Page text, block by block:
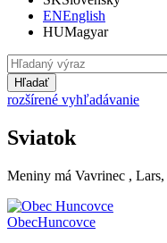
ENEnglish
HUMagyar
Hľadať
rozšírené vyhľadávanie
Sviatok
Meniny má Vavrinec ,
ObecHuncovce